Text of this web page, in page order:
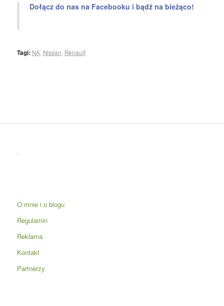
Dołącz do nas na Facebooku i bądź na bieżąco!
Tagi: NA Nissan Renault
.
O mnie i o blogu
Regulamin
Reklama
Kontakt
Partnerzy